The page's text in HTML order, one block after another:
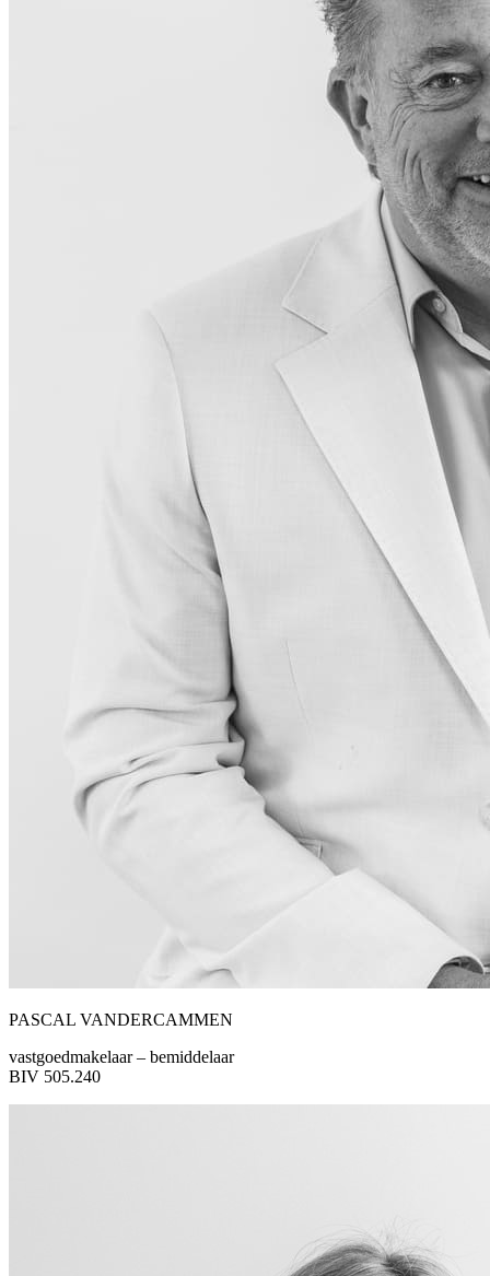
PASCAL VANDERCAMMEN
vastgoedmakelaar – bemiddelaar
BIV 505.240